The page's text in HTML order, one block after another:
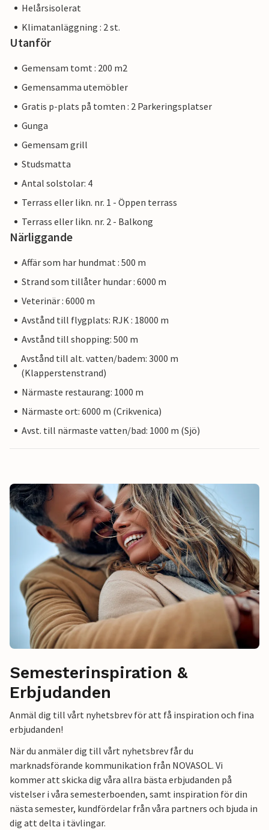
Helårsisolerat
Klimatanläggning : 2 st.
Utanför
Gemensam tomt : 200 m2
Gemensamma utemöbler
Gratis p-plats på tomten : 2 Parkeringsplatser
Gunga
Gemensam grill
Studsmatta
Antal solstolar: 4
Terrass eller likn. nr. 1 - Öppen terrass
Terrass eller likn. nr. 2 - Balkong
Närliggande
Affär som har hundmat : 500 m
Strand som tillåter hundar : 6000 m
Veterinär : 6000 m
Avstånd till flygplats: RJK : 18000 m
Avstånd till shopping: 500 m
Avstånd till alt. vatten/badem: 3000 m
(Klapperstenstrand)
Närmaste restaurang: 1000 m
Närmaste ort: 6000 m (Crikvenica)
Avst. till närmaste vatten/bad: 1000 m (Sjö)
Semesterinspiration &
Erbjudanden
Anmäl dig till vårt nyhetsbrev för att få inspiration och fina
erbjudanden!
När du anmäler dig till vårt nyhetsbrev får du
marknadsförande kommunikation från NOVASOL. Vi
kommer att skicka dig våra allra bästa erbjudanden på
vistelser i våra semesterboenden, samt inspiration för din
nästa semester, kundfördelar från våra partners och bjuda in
dig att delta i tävlingar.